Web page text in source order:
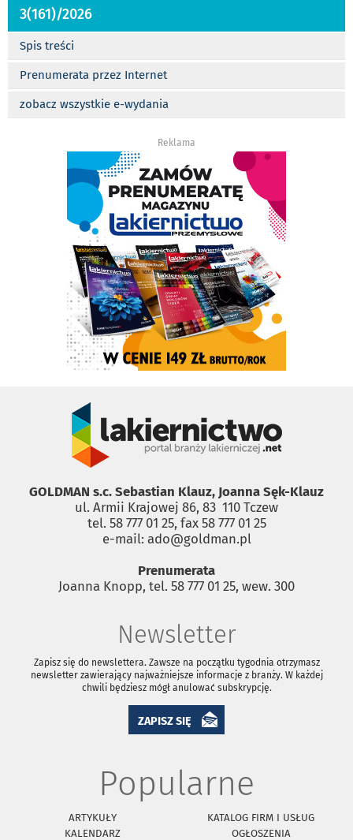
3(161)/2026
Spis treści
Prenumerata przez Internet
zobacz wszystkie e-wydania
Reklama
GOLDMAN s.c. Sebastian Klauz, Joanna Sęk-Klauz
ul. Armii Krajowej 86, 83 ­ 110 Tczew
tel. 58 777 01 25, fax 58 777 01 25
e-mail: ado@goldman.pl
Prenumerata
Joanna Knopp, tel. 58 777 01 25, wew. 300
Newsletter
Zapisz się do newslettera. Zawsze na początku tygodnia otrzymasz
newsletter zawierający najważniejsze informacje z branży. W każdej
chwili będziesz mógł anulować subskrypcję.
ZAPISZ SIĘ
Popularne
ARTYKUŁY
KATALOG FIRM I USŁUG
KALENDARZ
OGŁOSZENIA